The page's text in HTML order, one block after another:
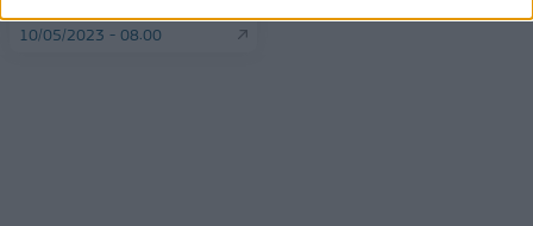
10/05/2023 - 08:00